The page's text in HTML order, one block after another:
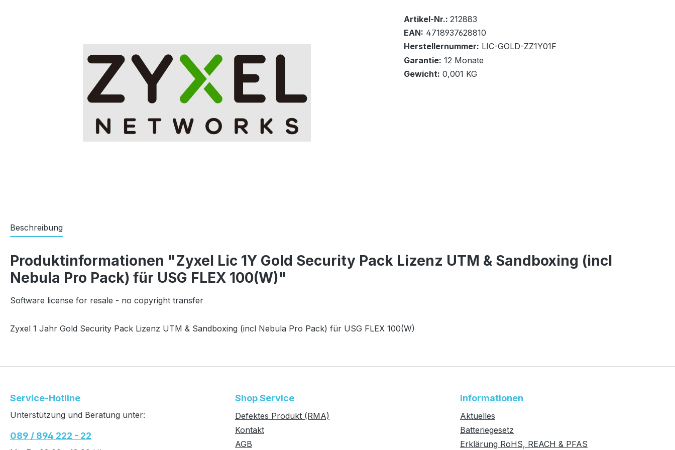
Bestand:100+
Sofort verfügbar, Lieferzeit: 1-5 Tage
Artikel-Nr.: 212883
EAN: 4718937628810
Herstellernummer: LIC-GOLD-ZZ1Y01F
Garantie: 12 Monate
Gewicht: 0,001 KG
Beschreibung
Produktinformationen "Zyxel Lic 1Y Gold Security Pack Lizenz UTM & Sandboxing (incl
Nebula Pro Pack) für USG FLEX 100(W)"
Software license for resale - no copyright transfer
Zyxel 1 Jahr Gold Security Pack Lizenz UTM & Sandboxing (incl Nebula Pro Pack) für USG FLEX 100(W)
Service-Hotline
Unterstützung und Beratung unter:
089 / 894 222 - 22
Shop Service
Defektes Produkt (RMA)
Kontakt
AGB
Informationen
Aktuelles
Batteriegesetz
Erklärung RoHS, REACH & PFAS